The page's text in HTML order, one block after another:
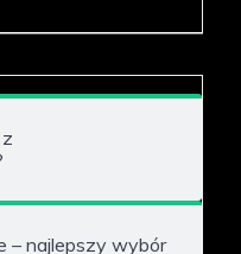
– najlepszy wybór